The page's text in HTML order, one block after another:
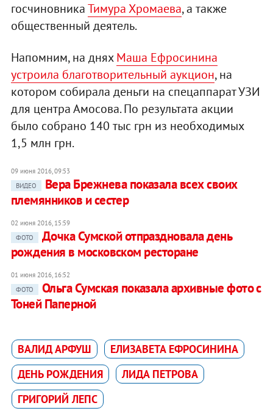
госчиновникаТимура Хромаева, а также
общественный деятель.
Напомним, на дняхМаша Ефросинина
устроила благотворительный аукцион, на
котором собирала деньги на спецаппарат УЗИ
для центра Амосова. По результата акции
было собрано 140 тыс грн из необходимых
1,5 млн грн.
09 июня 2016, 09:53
ВИДЕО
Вера Брежнева показала всех своих
племянников и сестер
02 июня 2016, 15:59
ФОТО
Дочка Сумской отпраздновала день
рождения в московском ресторане
01 июня 2016, 16:52
ФОТО
Ольга Сумская показала архивные фото с
Тоней Паперной
ВАЛИД АРФУШ
ЕЛИЗАВЕТА ЕФРОСИНИНА
ДЕНЬ РОЖДЕНИЯ
ЛИДА ПЕТРОВА
ГРИГОРИЙ ЛЕПС